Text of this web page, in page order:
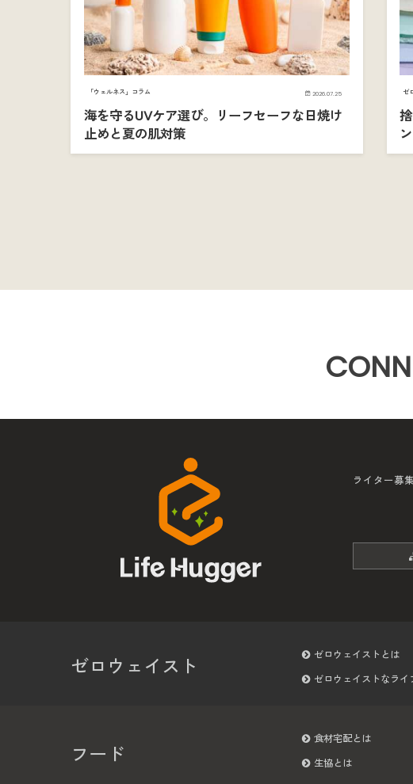
「ウェルネス」コラム 2026.07.25
海を守るUVケア選び。リーフセーフな日焼け
止めと夏の肌対策
ゼ
ライター募集
ゼロウェイスト
ゼロウェイストとは
ゼロウェイストなライ
フード
食材宅配とは
生協とは